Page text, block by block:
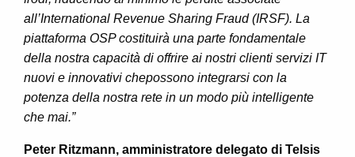
all’International Revenue Sharing Fraud (IRSF). La
piattaforma OSPcostituirà una parte fondamentale
della nostra capacità di offrire ai nostri clienti servizi IT
nuovi e innovativi chepossono integrarsi con la
potenza della nostra rete in un modo più intelligente
che mai.”
Peter Ritzmann, amministratore delegato di Telsis